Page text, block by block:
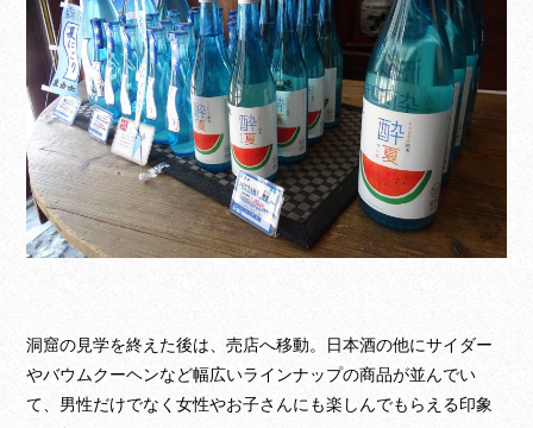
洞窟の見学を終えた後は、売店へ移動。日本酒の他にサイダー
やバウムクーヘンなど幅広いラインナップの商品が並んでい
て、男性だけでなく女性やお子さんにも楽しんでもらえる印象